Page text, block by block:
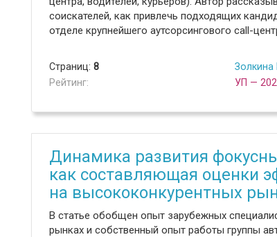
соискателей, как привлечь подходящих
отделе крупнейшего аутсорсингового call-
Страниц: 8
Рейтинг:
Золкина
УП —
Динамика развития
как составляющая оценки
на высококонкурентных
В статье обобщен опыт зарубежных
рынках и собственный опыт работы группы